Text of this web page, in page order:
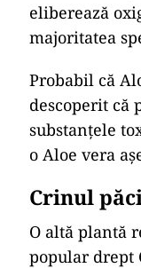
eliberează
majoritatea
Probabil că
descoperit că
substanţele
o Aloe vera
Crinul
O altă plantă
popular drept